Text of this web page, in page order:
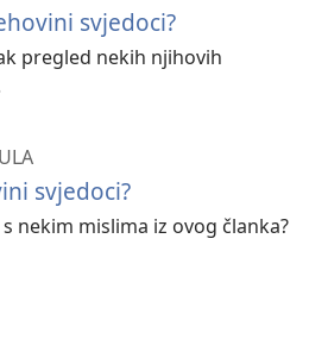
svjedoci?
pregled nekih njihovih
svjedoci?
s nekim mislima iz ovog članka?